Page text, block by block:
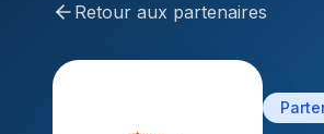
Retour aux partenaires